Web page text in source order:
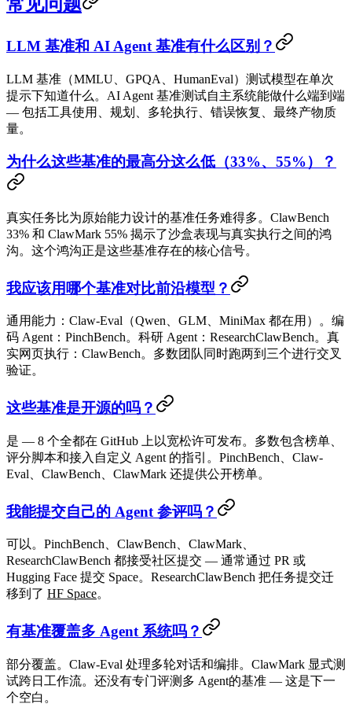
LLM 基准和 AI Agent 基准有什么区别？
LLM 基准（MMLU、GPQA、HumanEval）测试模型在单次
提示下知道什么 。AI Agent 基准测试自主系统能做什么端到端
— 包括工具使用、规划、多轮执行、错误恢复、最终产物质
量。
为什么这些基准的最高分这么低（33%、55%）？
真实任务比为原始能力设计的基准任务难得多。ClawBench
33% 和 ClawMark 55% 揭示了沙盒表现与真实执行之间的鸿
沟。这个鸿沟正是这些基准存在的核心信号。
我应该用哪个基准对比前沿模型？
通用能力： Claw-Eval （Qwen、GLM、MiniMax 都在用）。编
码 Agent： PinchBench。科研 Agent： ResearchClawBench。真
实网页执行： ClawBench。多数团队同时跑两到三个进行交叉
验证。
这些基准是开源的吗？
是 — 8 个全都在 GitHub 上以宽松许可发布。多数包含榜单、
评分脚本和接入自定义 Agent 的指引。PinchBench、Claw-
Eval、ClawBench、ClawMark 还提供公开榜单。
我能提交自己的 Agent 参评吗？
可以。PinchBench、ClawBench、ClawMark、
ResearchClawBench 都接受社区提交 — 通常通过 PR 或
Hugging Face 提交 Space。ResearchClawBench 把任务提交迁
移到了 HF Space。
有基准覆盖多 Agent 系统吗？
部分覆盖。Claw-Eval 处理多轮对话和编排。ClawMark 显式测
试跨日工作流。还没有专门评测 多 Agent的基准 — 这是下一
个空白。